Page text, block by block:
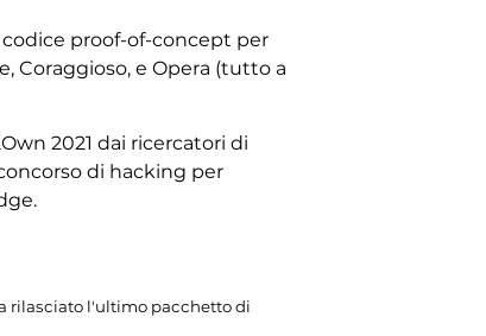
proof-of-concept per
Coraggioso, e Opera (tutto a
2021 dai ricercatori di
di hacking per
rilasciato l'ultimo pacchetto di